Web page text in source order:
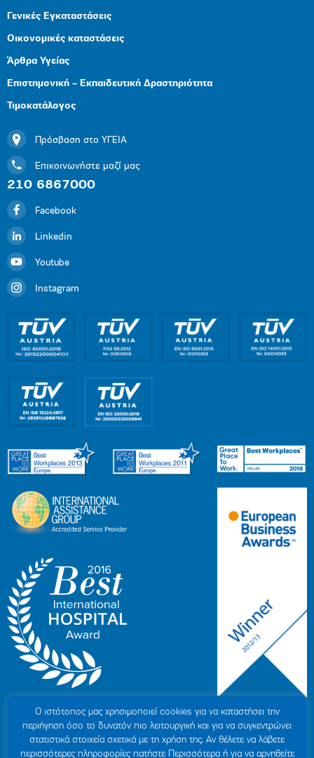
Γενικές Εγκαταστάσεις
Οικονομικές καταστάσεις
Άρθρα Υγείας
Επιστημονική – Εκπαιδευτική Δραστηριότητα
Τιμοκατάλογος
Πρόσβαση στο ΥΓΕΙΑ
Επικοινωνήστε μαζί μας
210 6867000
Facebook
Linkedin
Youtube
Instagram
Ο ιστότοπoς μας χρησιμοποιεί cookies για να καταστήσει την
περιήγηση όσο το δυνατόν πιο λειτουργική και για να συγκεντρώνει
στατιστικά στοιχεία σχετικά με τη χρήση της. Αν θέλετε να λάβετε
περισσότερες πληροφορίες πατήστε Περισσότερα ή για να αρνηθείτε